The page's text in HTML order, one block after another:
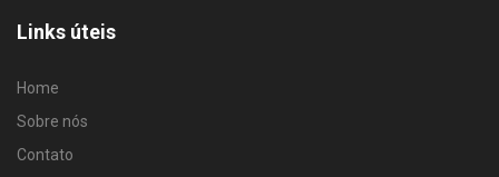
Links úteis
Home
Sobre nós
Contato